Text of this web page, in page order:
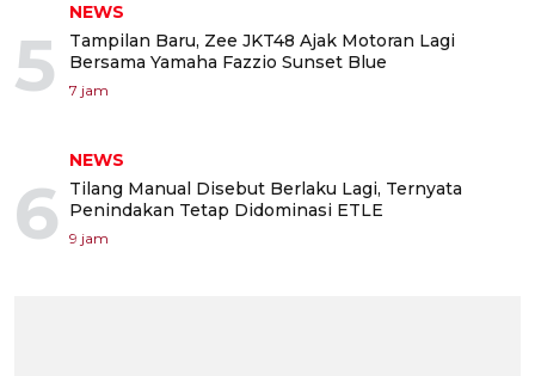
5
NEWS
Tampilan Baru, Zee JKT48 Ajak Motoran Lagi
Bersama Yamaha Fazzio Sunset Blue
7 jam
6
NEWS
Tilang Manual Disebut Berlaku Lagi, Ternyata
Penindakan Tetap Didominasi ETLE
9 jam